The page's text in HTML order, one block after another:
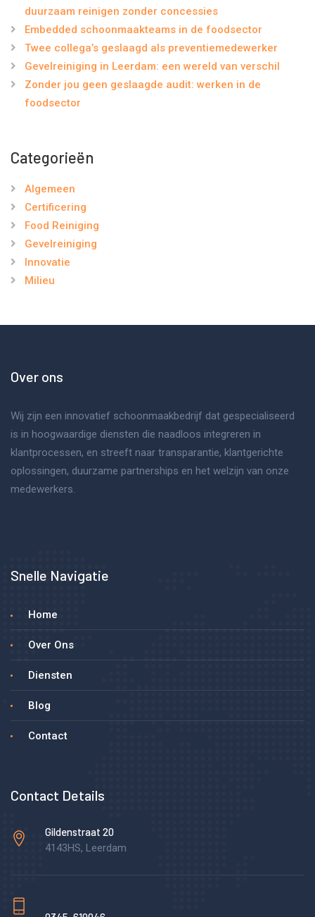
duurzaam reinigen zonder concessies
Embedded schoonmaakteams in de foodsector
Twee collega’s geslaagd als preventiemedewerker
Gevelreiniging in Leerdam: een wereld van verschil
Zonder jou geen geslaagde audit: werken in de
foodsector
Categorieën
Algemeen
Certificering
Food Reiniging
Gevelreiniging
Innovatie
Milieu
Over ons
Wij zijn een innovatief schoonmaakbedrijf dat gespecialiseerd
is in hoogwaardige diensten die naadloos integreren in
klantprocessen, en streeft naar transparantie, klantgerichte
oplossingen, duurzame partnerships en het welzijn van onze
medewerkers.
Snelle Navigatie
Home
Over Ons
Diensten
Blog
Contact
Contact Details
Gildenstraat 20
4143HS, Leerdam